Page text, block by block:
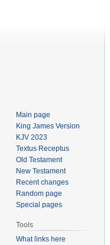
Main page
King James Version
KJV 2023
Textus Receptus
Old Testament
New Testament
Recent changes
Random page
Special pages
Tools
What links here